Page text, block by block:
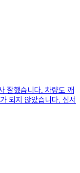
잘했습니다. 차량도 깨
되지 않았습니다. 심서